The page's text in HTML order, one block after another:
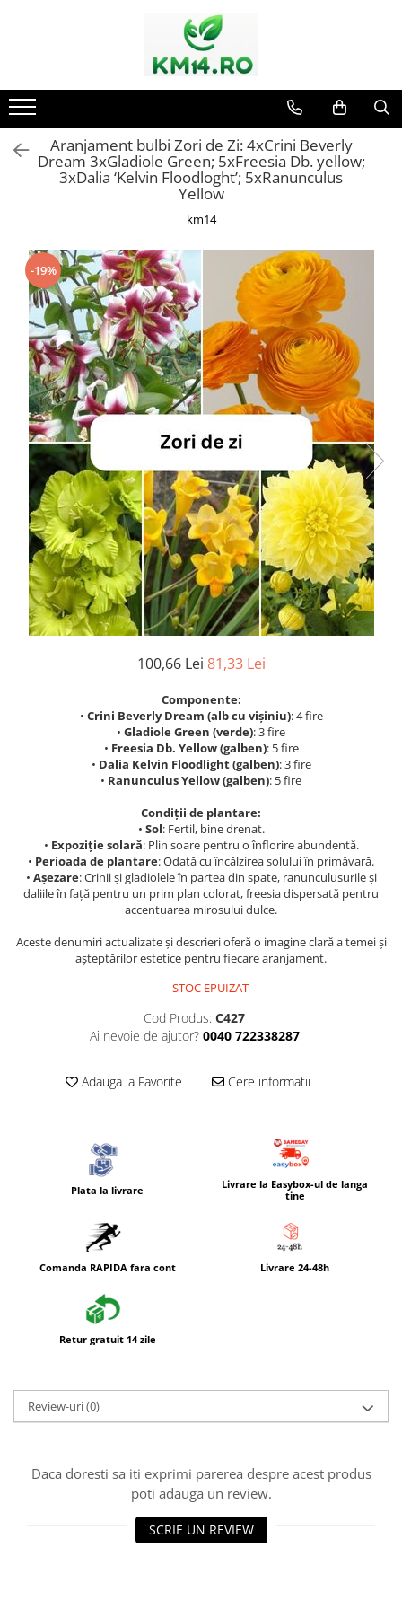
Aranjament bulbi Zori de Zi: 4xCrini Beverly
Dream 3xGladiole Green; 5xFreesia Db. yellow;
3xDalia ‘Kelvin Floodloght’; 5xRanunculus
Yellow
km14
-19%
100,66 Lei 81,33 Lei
Componente:
• Crini Beverly Dream (alb cu vișiniu): 4 fire
• Gladiole Green (verde): 3 fire
• Freesia Db. Yellow (galben): 5 fire
• Dalia Kelvin Floodlight (galben): 3 fire
• Ranunculus Yellow (galben): 5 fire
Condiții de plantare:
• Sol: Fertil, bine drenat.
• Expoziție solară: Plin soare pentru o înflorire abundentă.
• Perioada de plantare: Odată cu încălzirea solului în primăvară.
• Așezare: Crinii și gladiolele în partea din spate, ranunculusurile și
daliile în față pentru un prim plan colorat, freesia dispersată pentru
accentuarea mirosului dulce.
Aceste denumiri actualizate și descrieri oferă o imagine clară a temei și
așteptărilor estetice pentru fiecare aranjament.
STOC EPUIZAT
Cod Produs: C427
Ai nevoie de ajutor? 0040 722338287
Adauga la Favorite Cere informatii
Plata la livrare
Livrare la Easybox-ul de langa
tine
Comanda RAPIDA fara cont Livrare 24-48h
Retur gratuit 14 zile
Review-uri(0)
Daca doresti sa iti exprimi parerea despre acest produs
poti adauga un review.
SCRIE UN REVIEW